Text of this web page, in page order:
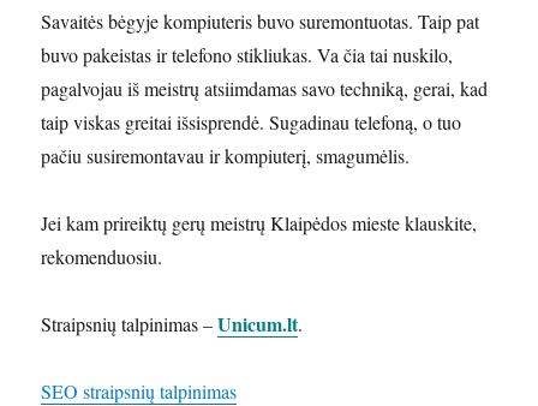
Savaitės bėgyje kompiuteris buvo suremontuotas. Taip pat
buvo pakeistas ir telefono stikliukas. Va čia tai nuskilo,
pagalvojau iš meistrų atsiimdamas savo techniką, gerai, kad
taip viskas greitai išsisprendė. Sugadinau telefoną, o tuo
pačiu susiremontavau ir kompiuterį, smagumėlis.
Jei kam prireiktų gerų meistrų Klaipėdos mieste klauskite,
rekomenduosiu.
Straipsnių talpinimas –Unicum.lt.
SEO straipsnių talpinimas